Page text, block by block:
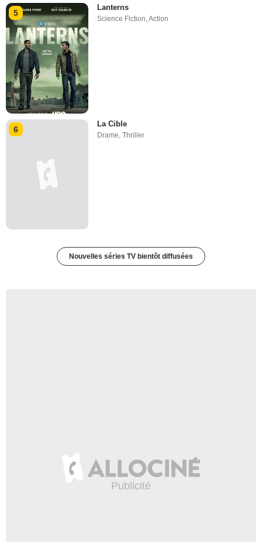
5
Lanterns
Science Fiction,Action
6
La Cible
Drame ,Thriller
Nouvelles séries TV bientôt diffusées